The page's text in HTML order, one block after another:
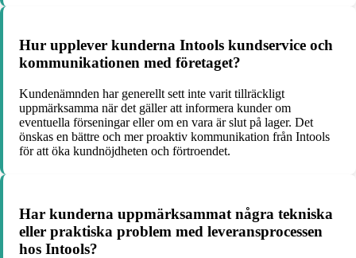
Hur upplever kunderna Intools kundservice och
kommunikationen med företaget?
Kundenämnden har generellt sett inte varit tillräckligt
uppmärksamma när det gäller att informera kunder om
eventuella förseningar eller om en vara är slut på lager. Det
önskas en bättre och mer proaktiv kommunikation från Intools
för att öka kundnöjdheten och förtroendet.
Har kunderna uppmärksammat några tekniska
eller praktiska problem med leveransprocessen
hos Intools?